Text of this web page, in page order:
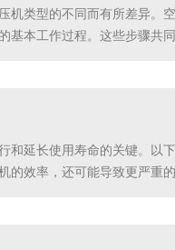
类型的不同而有所差异。
本工作过程。这些步骤共
延长使用寿命的关键。以
效率，还可能导致更严重